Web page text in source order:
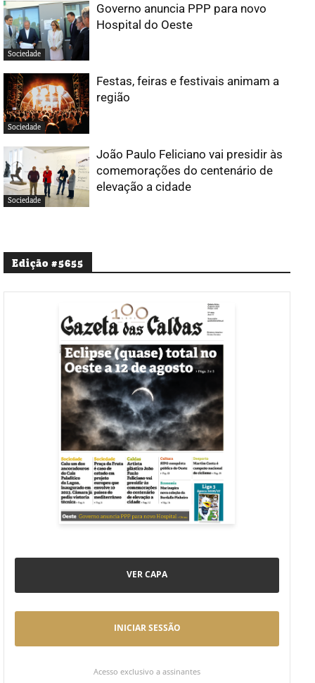
Sociedade
Governo anuncia PPP para novo
Hospital do Oeste
Sociedade
Festas, feiras e festivais animam a
região
Sociedade
João Paulo Feliciano vai presidir às
comemorações do centenário de
elevação a cidade
Edição #5655
VER CAPA
INICIAR SESSÃO
Acesso exclusivo a assinantes